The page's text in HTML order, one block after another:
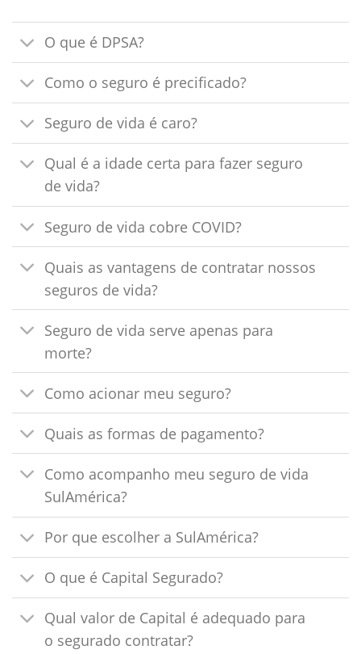
O que é DPSA?
Como o seguro é precificado?
Seguro de vida é caro?
Qual é a idade certa para fazer seguro
de vida?
Seguro de vida cobre COVID?
Quais as vantagens de contratar nossos
seguros de vida?
Seguro de vida serve apenas para
morte?
Como acionar meu seguro?
Quais as formas de pagamento?
Como acompanho meu seguro de vida
SulAmérica?
Por que escolher a SulAmérica?
O que é Capital Segurado?
Qual valor de Capital é adequado para
o segurado contratar?